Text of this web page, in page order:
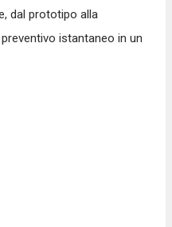
dal prototipo alla
istantaneo in un